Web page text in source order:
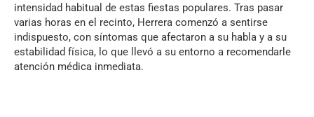
intensidad habitual de estas fiestas populares. Tras pasar
varias horas en el recinto, Herrera comenzó a sentirse
indispuesto, con síntomas que afectaron a su habla y a su
estabilidad física, lo que llevó a su entorno a recomendarle
atención médica inmediata.